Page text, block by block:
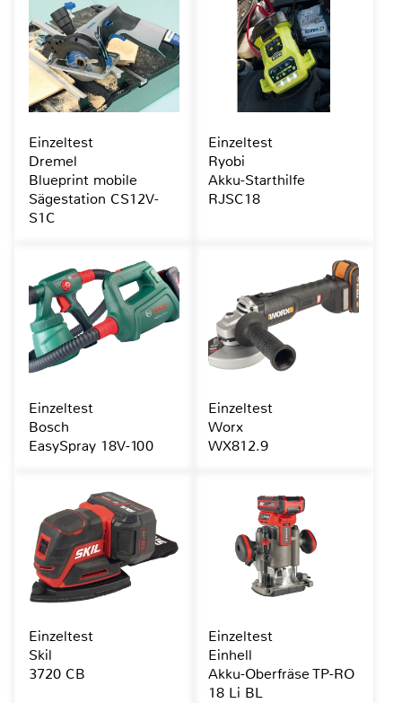
Einzeltest
Dremel
Blueprint mobile
Sägestation CS12V-
S1C
Einzeltest
Ryobi
Akku-Starthilfe
RJSC18
Einzeltest
Bosch
EasySpray 18V-100
Einzeltest
Worx
WX812.9
Einzeltest
Skil
3720 CB
Einzeltest
Einhell
Akku-Oberfräse TP-RO
18 Li BL